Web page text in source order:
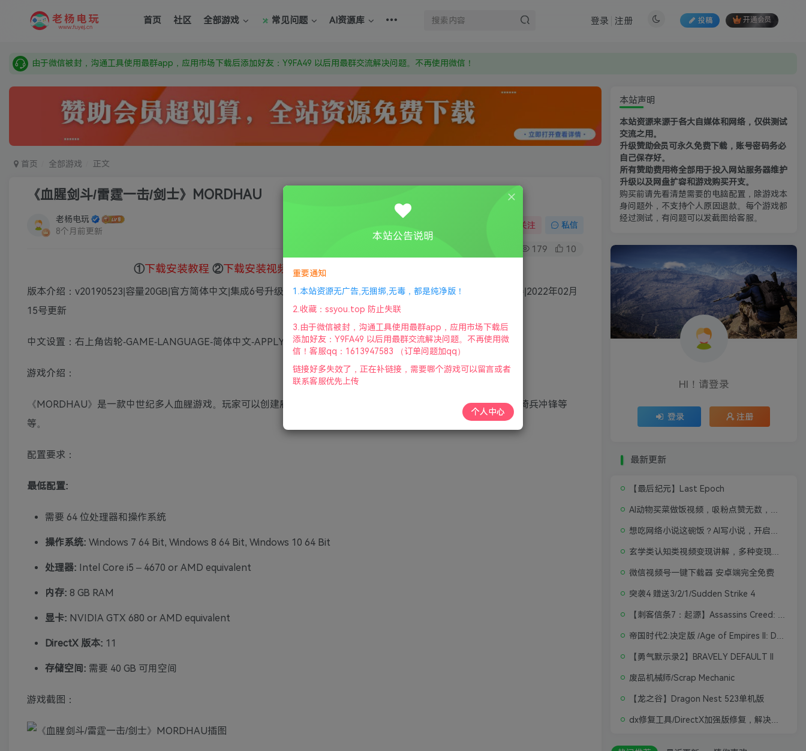
首页 社区 全部游戏 常见问题 AI资源库 投稿 开通会员
登录 注册
本站资源来自网络搜集，如有侵权，请联系删除：fuyej@qq.com 附上证书和内容链接
需要什么游戏请联系客服，若链接失效请联系客服，百度网盘边上的激活码也是解压密码
首页 全部游戏 正文
《血腥剑斗/雷霆一击/剑士》MORDHAU
老杨电玩
8个月前更新
关注 私信
179 10
①下载安装教程 ②下载安装视频教程 ③
版本介绍：v20190523|容量20GB|官方简体中文|集成6号升级档|支持键盘.鼠标.手柄|赠官方原声9首BGM|赠多项修改器|2022年02月
15号更新
中文设置：右上角齿轮-GAME-LANGUAGE-简体中文-APPLY
游戏介绍：
《MORDHAU》是一款中世纪多人血腥游戏。玩家可以创建雇佣兵，参与残酷的战斗，体验快节奏的格斗、攻城战、骑兵冲锋等
等。
配置要求：
最低配置:
需要 64 位处理器和操作系统
操作系统: Windows 7 64 Bit, Windows 8 64 Bit, Windows 10 64 Bit
处理器: Intel Core i5 – 4670 or AMD equivalent
内存: 8 GB RAM
显卡: NVIDIA GTX 680 or AMD equivalent
DirectX 版本: 11
存储空间: 需要 40 GB 可用空间
游戏截图：
本站声明
本站资源来源于各大自媒体和网络，仅供测试
交流之用。
升级赞助会员可永久免费下载，账号密码务必
自己保存好。
所有赞助费用将全部用于投入网站服务器维护
升级以及网盘扩容和游戏购买开支。
购买前请先看清楚需要的电脑配置，除游戏本
身问题外，不支持个人原因退款。每个游戏都
经过测试，有问题可以发截图给客服。
HI！请登录
登录 注册
最新更新
【最后纪元】Last Epoch
微信视频号一键下载器 安卓端完全免费
突袭4 赠送3/2/1/Sudden Strike 4
【勇气默示录2】BRAVELY DEFAULT II
废品机械师/Scrap Mechanic
【龙之谷】Dragon Nest 523单机版
本站公告说明
重要通知
1.本站资源无广告,无捆绑,无毒，都是纯净版！
2.收藏：ssyou.top 防止失联
3.由于微信被封，沟通工具使用最群app，应用市场下载后
添加好友：Y9FA49 以后用最群交流解决问题。不再使用微
信！客服qq：1613947583 （订单问题加qq）
链接好多失效了，正在补链接，需要哪个游戏可以留言或者
联系客服优先上传
个人中心